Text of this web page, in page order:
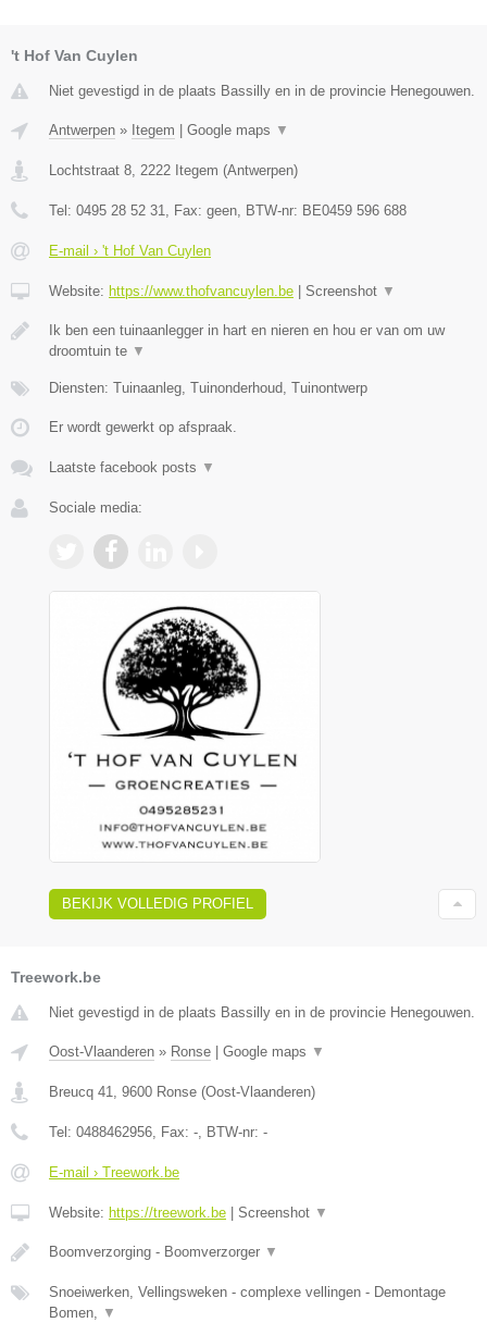
't Hof Van Cuylen
Niet gevestigd in de plaats Bassilly en in de provincie Henegouwen.
Antwerpen » Itegem Google maps ▼
Lochtstraat 8 2222 Itegem (Antwerpen)
Tel: 0495 28 52 31 , Fax: geen , BTW-nr: BE0459 596 688
E-mail › 't Hof Van Cuylen
Website: https://www.thofvancuylen.be Screenshot ▼
Ik ben een tuinaanlegger in hart en nieren en hou er van om uw
droomtuin te ▼
Diensten: Tuinaanleg, Tuinonderhoud, Tuinontwerp
Er wordt gewerkt op afspraak.
Laatste facebook posts ▼
Sociale media:
BEKIJK VOLLEDIG PROFIEL
Treework.be
Niet gevestigd in de plaats Bassilly en in de provincie Henegouwen.
Oost-Vlaanderen » Ronse Google maps ▼
Breucq 41 9600 Ronse (Oost-Vlaanderen)
Tel: 0488462956 , Fax: - , BTW-nr: -
E-mail › Treework.be
Website: https://treework.be Screenshot ▼
Boomverzorging - Boomverzorger ▼
Snoeiwerken, Vellingsweken - complexe vellingen - Demontage
Bomen,
▼